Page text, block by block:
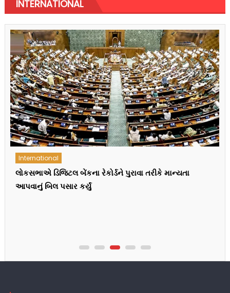
INTERNATIONAL
પંજાબમાં ISI સમર્થિત આતંકવાદી મોડ્યુલનો પર્દાફાશ, જંતર-